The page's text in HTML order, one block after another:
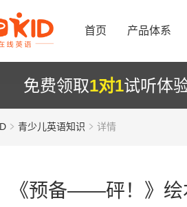
首页 产品体系
免费领取1对1试听体
青少儿英语知识 详情
《预备——砰！》绘